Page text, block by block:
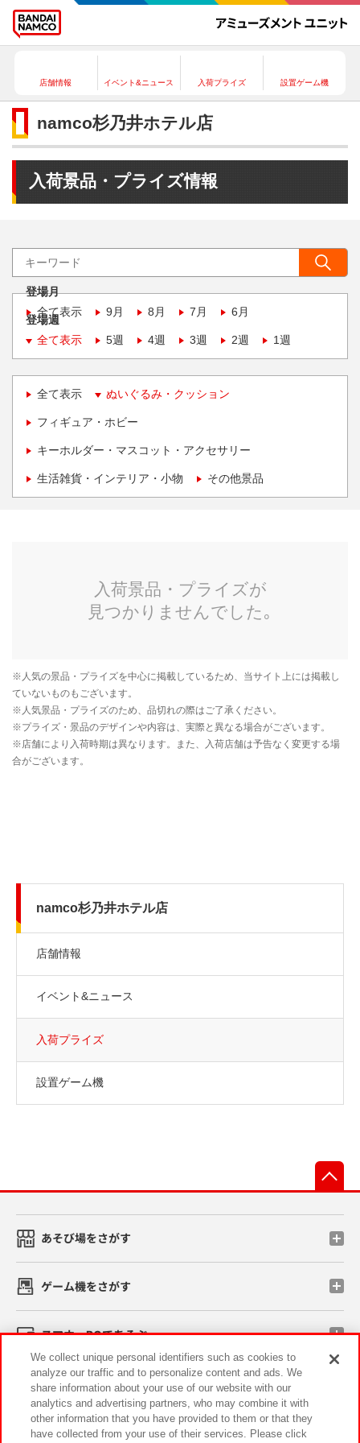
店舗情報 イベント&ニュース 入荷プライズ 設置ゲーム機
namco杉乃井ホテル店
入荷景品・プライズ情報
登場月
全て表示
9月 8月 7月 6月
登場週
全て表示
5週 4週 3週 2週 1週
全て表示 ぬいぐるみ・クッション
フィギュア・ホビー
キーホルダー・マスコット・アクセサリー
生活雑貨・インテリア・小物 その他景品
namco杉乃井ホテル店
店舗情報
イベント&ニュース
入荷プライズ
設置ゲーム機
あそび場をさがす
ゲーム機をさがす
スマホ・PCであそぶ
イベント・キャンペーン
We collect unique personal identifiers such as cookies to
analyze our traffic and to personalize content and ads. We
share information about your use of our website with our
analytics and advertising partners, who may combine it with
other information that you have provided to them or that they
have collected from your use of their services. Please click